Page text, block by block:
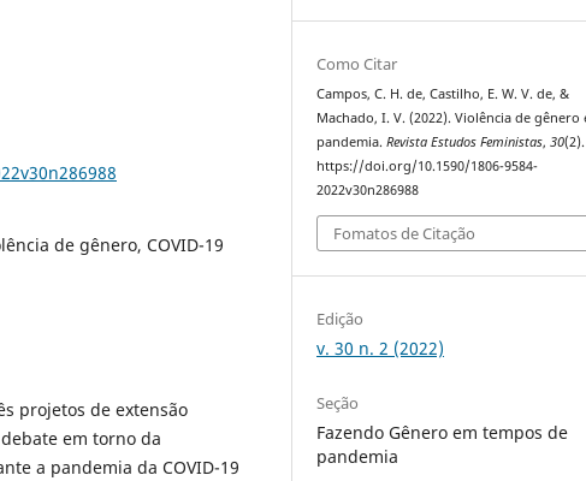
de gênero, COVID-19
projetos de extensão
em torno da
a pandemia da COVID-19
Como Citar
Campos, C. H. de, Castilho, E. W. V. de, &
Machado, I. V. (2022). Violência de gênero
pandemia.Revista Estudos Feministas,30(2).
https://doi.org/10.1590/1806-9584-
2022v30n286988
Fomatos de Citação
Edição
v. 30 n. 2 (2022)
Seção
Fazendo Gênero em tempos de
pandemia